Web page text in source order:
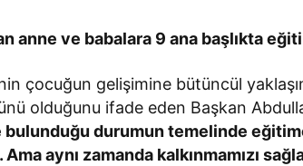
anne ve babalara 9 ana başlıkta
çocuğun gelişimine bütüncül
olduğunu ifade eden Başkan
durumun temelinde
aynı zamanda kalkınmamızı